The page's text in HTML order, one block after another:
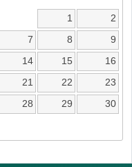
1
2
7 8
9
14 15
16
21 22
23
28 29
30